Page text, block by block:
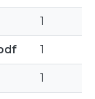
1
1
1